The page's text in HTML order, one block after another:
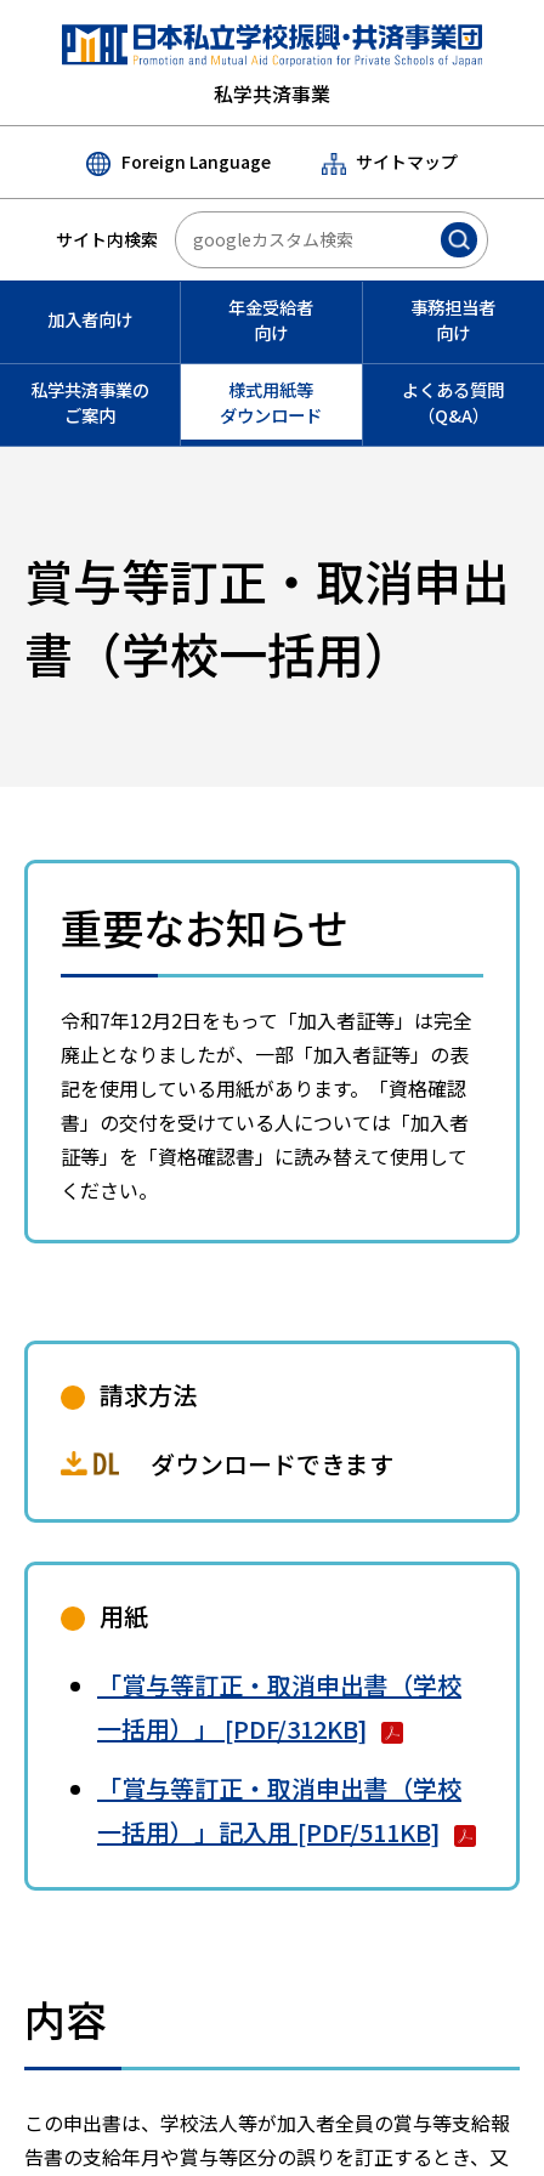
私学共済事業
Foreign Language サイトマップ
サイト内検索
加入者向け
年金受給者
向け
事務担当者
向け
私学共済事業の
ご案内
様式用紙等
ダウンロード
よくある質問
（Q&A）
賞与等訂正・取消申出
書（学校一括用）
重要なお知らせ
令和7年12月2日をもって「加入者証等」は完全
廃止となりましたが、一部「加入者証等」の表
記を使用している用紙があります。「資格確認
書」の交付を受けている人については「加入者
証等」を「資格確認書」に読み替えて使用して
ください。
請求方法
ダウンロードできます
用紙
「賞与等訂正・取消申出書（学校
一括用）」 [PDF/312KB]
「賞与等訂正・取消申出書（学校
一括用）」記入用 [PDF/511KB]
内容
この申出書は、学校法人等が加入者全員の賞与等支給報
告書の支給年月や賞与等区分の誤りを訂正するとき、又